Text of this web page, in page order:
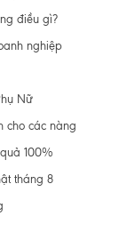
điều gì?
nghiệp
Nữ
cho các nàng
100%
tháng 8